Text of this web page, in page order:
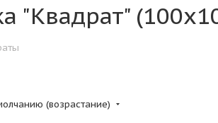
"Квадрат"
(возрастание)